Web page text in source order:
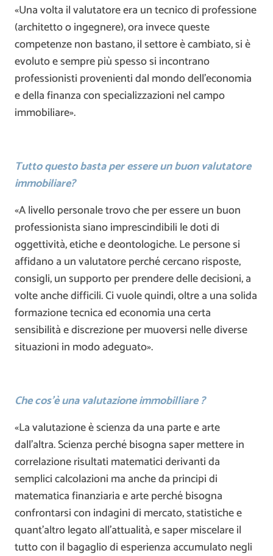
«Una volta il valutatore era un tecnico di professione
(architetto o ingegnere), ora invece queste
competenze non bastano, il settore è cambiato, si è
evoluto e sempre più spesso si incontrano
professionisti provenienti dal mondo dell’economia
e della finanza con specializzazioni nel campo
immobiliare».
Tutto questo basta per essere un buon valutatore
immobiliare?
«A livello personale trovo che per essere un buon
professionista siano imprescindibili le doti di
oggettività, etiche e deontologiche. Le persone si
affidano a un valutatore perché cercano risposte,
consigli, un supporto per prendere delle decisioni, a
volte anche difficili. Ci vuole quindi, oltre a una solida
formazione tecnica ed economia una certa
sensibilità e discrezione per muoversi nelle diverse
situazioni in modo adeguato».
Che cos’è una valutazione immobilliare ?
«La valutazione è scienza da una parte e arte
dall’altra. Scienza perché bisogna saper mettere in
correlazione risultati matematici derivanti da
semplici calcolazioni ma anche da principi di
matematica finanziaria e arte perché bisogna
confrontarsi con indagini di mercato, statistiche e
quant’altro legato all’attualità, e saper miscelare il
tutto con il bagaglio di esperienza accumulato negli